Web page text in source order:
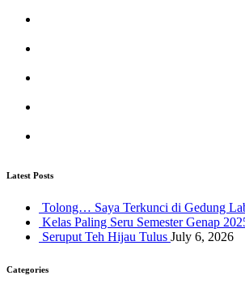
Latest Posts
Tolong… Saya Terkunci di Gedung
Kelas Paling Seru Semester Genap
Seruput Teh Hijau Tulus July 6, 2026
Categories